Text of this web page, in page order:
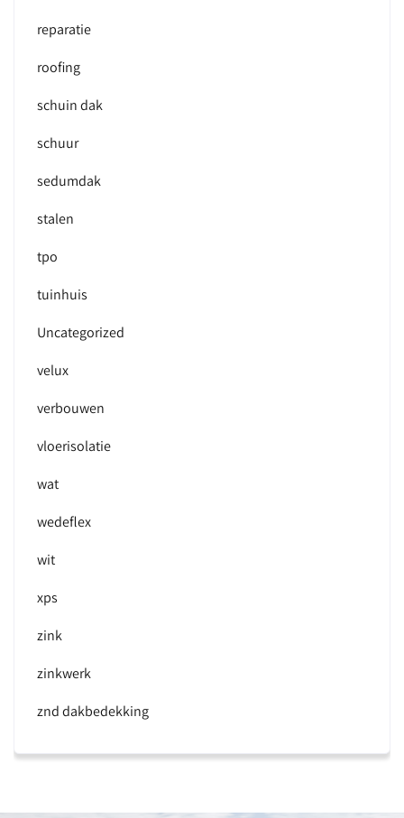
reparatie
roofing
schuin dak
schuur
sedumdak
stalen
tpo
tuinhuis
Uncategorized
velux
verbouwen
vloerisolatie
wat
wedeflex
wit
xps
zink
zinkwerk
znd dakbedekking